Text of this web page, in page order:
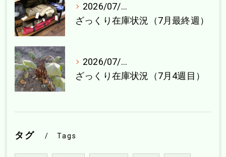
2026/07/27
ざっくり在庫状況（7月最終週）
2026/07/21
ざっくり在庫状況（7月4週目）
タグ Tags